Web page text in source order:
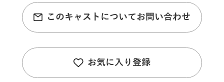
このキャストについてお問い合わせ
お気に入り登録